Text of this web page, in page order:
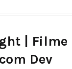
| Filme
Dev